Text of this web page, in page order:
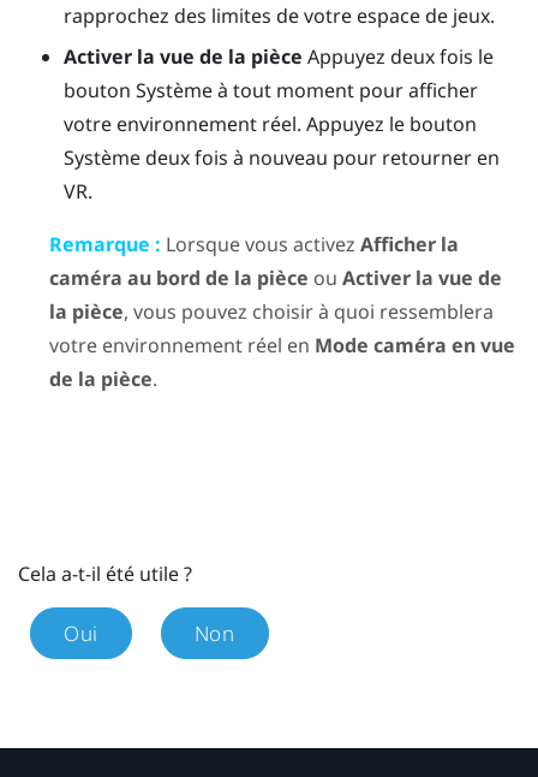
rapprochez des limites de votre espace de jeux.
Activer la vue de la pièce Appuyez deux fois le
bouton Système à tout moment pour afficher
votre environnement réel. Appuyez le bouton
Système deux fois à nouveau pour retourner en
VR.
Remarque : Lorsque vous activez Afficher la
caméra au bord de la pièce ou Activer la vue de
la pièce, vous pouvez choisir à quoi ressemblera
votre environnement réel en Mode caméra en vue
de la pièce.
Cela a-t-il été utile ?
Oui Non